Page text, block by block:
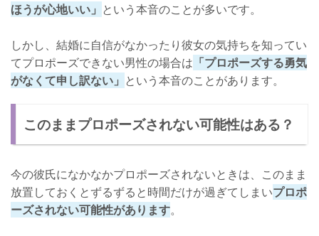
ほうが心地いい」 という本音のことが多いです。
しかし、結婚に自信がなかったり彼女の気持ちを知ってい
てプロポーズできない男性の場合は 「プロポーズする勇気
がなくて申し訳ない」 という本音のことがあります。
このままプロポーズされない可能性はある？
今の彼氏になかなかプロポーズされないときは、このまま
放置しておくとずるずると時間だけが過ぎてしまいプロポ
ーズされない可能性があります。